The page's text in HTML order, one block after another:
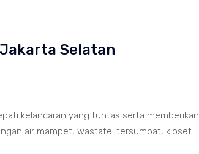
Selatan
kelancaran yang tuntas serta memberikan
air mampet, wastafel tersumbat, kloset